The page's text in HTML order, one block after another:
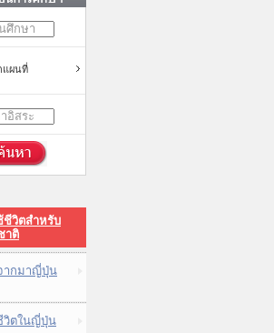
แผนที่
ชีวิตสำหรับ
าติ
ากมาญี่ปุ่น
วิตในญี่ปุ่น